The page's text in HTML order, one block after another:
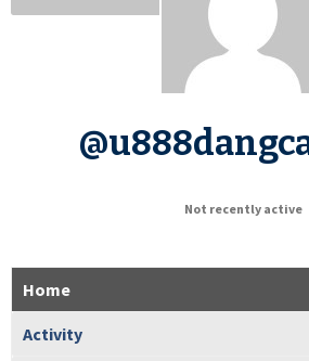
Not recently active
Home
Activity